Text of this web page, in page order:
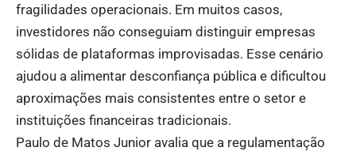
fragilidades operacionais. Em muitos casos,
investidores não conseguiam distinguir empresas
sólidas de plataformas improvisadas. Esse cenário
ajudou a alimentar desconfiança pública e dificultou
aproximações mais consistentes entre o setor e
instituições financeiras tradicionais.
Paulo de Matos Junior avalia que a regulamentação